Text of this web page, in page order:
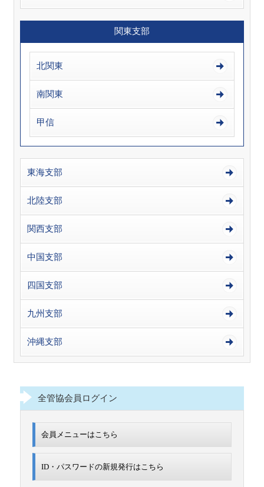
関東支部
北関東
南関東
甲信
東海支部
北陸支部
関西支部
中国支部
四国支部
九州支部
沖縄支部
全管協会員ログイン
会員メニューはこちら
ID・パスワードの新規発行は こちら